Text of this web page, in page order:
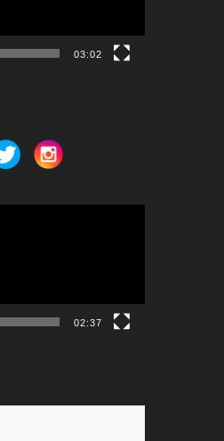
03:02
02:37